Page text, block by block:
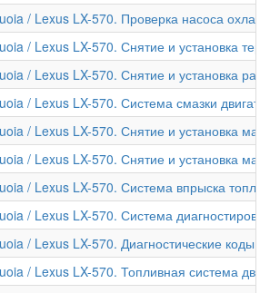
/ Lexus LX-570. Проверка насоса
/ Lexus LX-570. Снятие и установка
/ Lexus LX-570. Снятие и установка
/ Lexus LX-570. Система смазки
/ Lexus LX-570. Снятие и установка
/ Lexus LX-570. Снятие и установка
/ Lexus LX-570. Система впрыска
/ Lexus LX-570. Система
/ Lexus LX-570. Диагностические коды
/ Lexus LX-570. Топливная система